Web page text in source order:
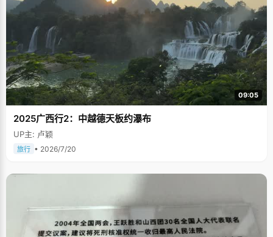
09:05
2025广西行2：中越德天板约瀑布
UP主: 卢颖
旅行 • 2026/7/20